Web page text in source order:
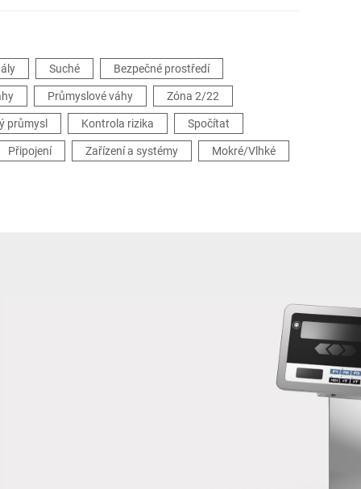
Suché
Bezpečné prostředí
Průmyslové váhy
Zóna 2/22
průmysl
Kontrola rizika
Spočítat
Připojení Zařízení a systémy
Mokré/Vlhké